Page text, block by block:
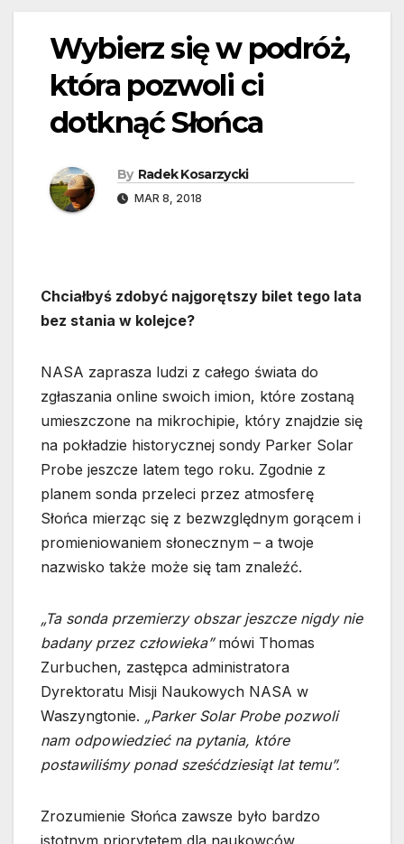
Wybierz się w podróż,
która pozwoli ci
dotknąć Słońca
By Radek Kosarzycki
MAR 8, 2018
Chciałbyś zdobyć najgorętszy bilet tego lata
bez stania w kolejce?
NASA zaprasza ludzi z całego świata do
zgłaszania online swoich imion, które zostaną
umieszczone na mikrochipie, który znajdzie się
na pokładzie historycznej sondy Parker Solar
Probe jeszcze latem tego roku. Zgodnie z
planem sonda przeleci przez atmosferę
Słońca mierząc się z bezwzględnym gorącem i
promieniowaniem słonecznym – a twoje
nazwisko także może się tam znaleźć.
„Ta sonda przemierzy obszar jeszcze nigdy nie
badany przez człowieka”mówi Thomas
Zurbuchen, zastępca administratora
Dyrektoratu Misji Naukowych NASA w
Waszyngtonie. „Parker Solar Probe pozwoli
nam odpowiedzieć na pytania, które
postawiliśmy ponad sześćdziesiąt lat temu”.
Zrozumienie Słońca zawsze było bardzo